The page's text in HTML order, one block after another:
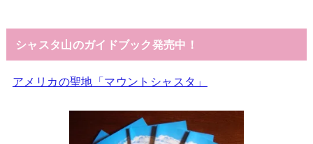
シャスタ山のガイドブック発売中！
アメリカの聖地「マウントシャスタ」